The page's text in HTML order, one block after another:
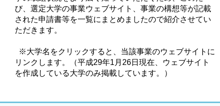
び、選定大学の事業ウェブサイト、事業の構想等が記載
された申請書等を一覧にまとめましたので紹介させてい
ただきます。
※大学名をクリックすると、当該事業のウェブサイトに
リンクします。（平成29年1月26日現在、ウェブサイト
を作成している大学のみ掲載しています。）